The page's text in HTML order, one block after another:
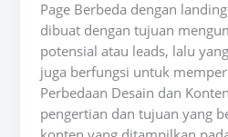
Page Berbeda dengan
dibuat dengan tujuan
potensial atau leads, lalu
juga berfungsi untuk
Perbedaan Desain dan
pengertian dan tujuan yang